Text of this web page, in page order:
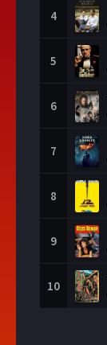
4
5
6
7
8
9
10